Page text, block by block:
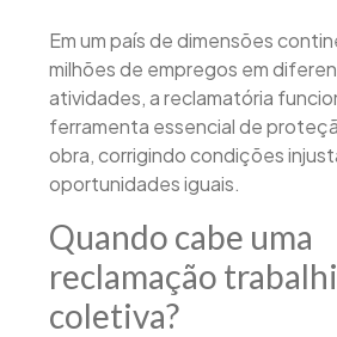
Em um país de dimensões
milhões de empregos em
atividades, a reclamatória
ferramenta essencial de
obra, corrigindo condições
oportunidades iguais.
Quando cabe uma
reclamação
coletiva?